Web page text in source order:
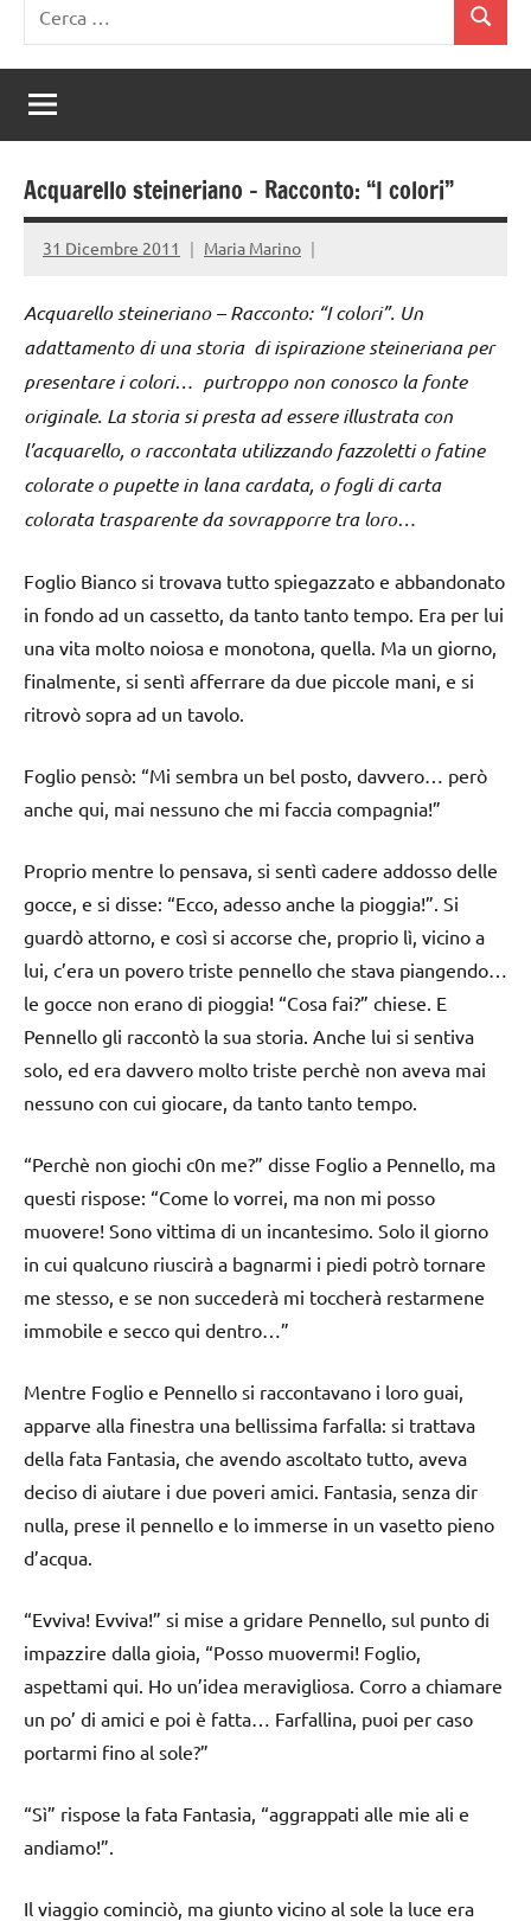
per:
Cerca
Acquarello steineriano – Racconto: “I colori”
31 Dicembre 2011 Maria Marino
Acquarello steineriano – Racconto: “I colori”. Un
adattamento di una storia di ispirazione steineriana per
presentare i colori… purtroppo non conosco la fonte
originale. La storia si presta ad essere illustrata con
l’acquarello, o raccontata utilizzando fazzoletti o fatine
colorate o pupette in lana cardata, o fogli di carta
colorata trasparente da sovrapporre tra loro…
Foglio Bianco si trovava tutto spiegazzato e abbandonato
in fondo ad un cassetto, da tanto tanto tempo. Era per lui
una vita molto noiosa e monotona, quella. Ma un giorno,
finalmente, si sentì afferrare da due piccole mani, e si
ritrovò sopra ad un tavolo.
Foglio pensò: “Mi sembra un bel posto, davvero… però
anche qui, mai nessuno che mi faccia compagnia!”
Proprio mentre lo pensava, si sentì cadere addosso delle
gocce, e si disse: “Ecco, adesso anche la pioggia!”. Si
guardò attorno, e così si accorse che, proprio lì, vicino a
lui, c’era un povero triste pennello che stava piangendo…
le gocce non erano di pioggia! “Cosa fai?” chiese. E
Pennello gli raccontò la sua storia. Anche lui si sentiva
solo, ed era davvero molto triste perchè non aveva mai
nessuno con cui giocare, da tanto tanto tempo.
“Perchè non giochi c0n me?” disse Foglio a Pennello, ma
questi rispose: “Come lo vorrei, ma non mi posso
muovere! Sono vittima di un incantesimo. Solo il giorno
in cui qualcuno riuscirà a bagnarmi i piedi potrò tornare
me stesso, e se non succederà mi toccherà restarmene
immobile e secco qui dentro…”
Mentre Foglio e Pennello si raccontavano i loro guai,
apparve alla finestra una bellissima farfalla: si trattava
della fata Fantasia, che avendo ascoltato tutto, aveva
deciso di aiutare i due poveri amici. Fantasia, senza dir
nulla, prese il pennello e lo immerse in un vasetto pieno
d’acqua.
“Evviva! Evviva!” si mise a gridare Pennello, sul punto di
impazzire dalla gioia, “Posso muovermi! Foglio,
aspettami qui. Ho un’idea meravigliosa. Corro a chiamare
un po’ di amici e poi è fatta… Farfallina, puoi per caso
portarmi fino al sole?”
“Sì” rispose la fata Fantasia, “aggrappati alle mie ali e
andiamo!”.
Il viaggio cominciò, ma giunto vicino al sole la luce era